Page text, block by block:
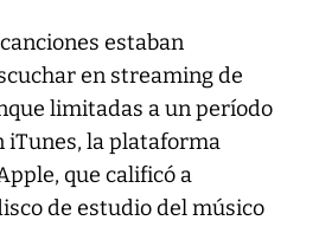
estaban
en streaming de
limitadas a un período
iTunes, la plataforma
que calificó a
de estudio del músico